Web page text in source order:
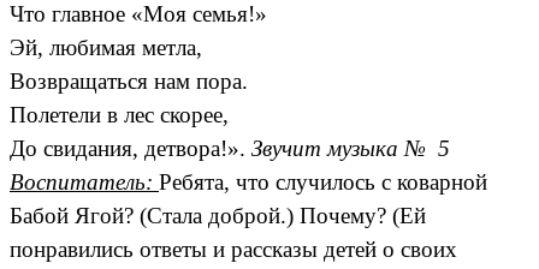
Что главное «Моя семья!»
Эй, любимая метла,
Возвращаться нам пора.
Полетели в лес скорее,
До свидания, детвора!». Звучит музыка № 5
Воспитатель: Ребята, что случилось с коварной
Бабой Ягой? (Стала доброй.) Почему? (Ей
понравились ответы и рассказы детей о своих